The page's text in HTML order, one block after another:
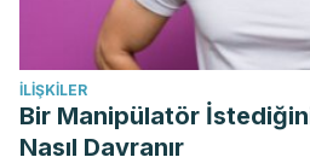
https://www.efdeportes.com/
natacao-para-alunos-com-lesao-
İLIŞKILER
Bir Manipülatör
Nasıl Davranır